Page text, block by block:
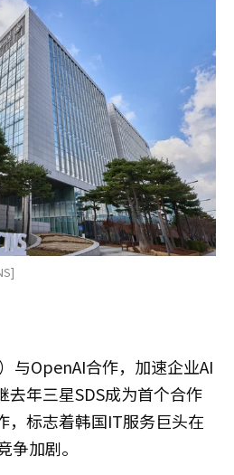
与OpenAI合作，加速企业AI
去年三星SDS成为首个合作
，标志着韩国IT服务巨头在
争加剧。